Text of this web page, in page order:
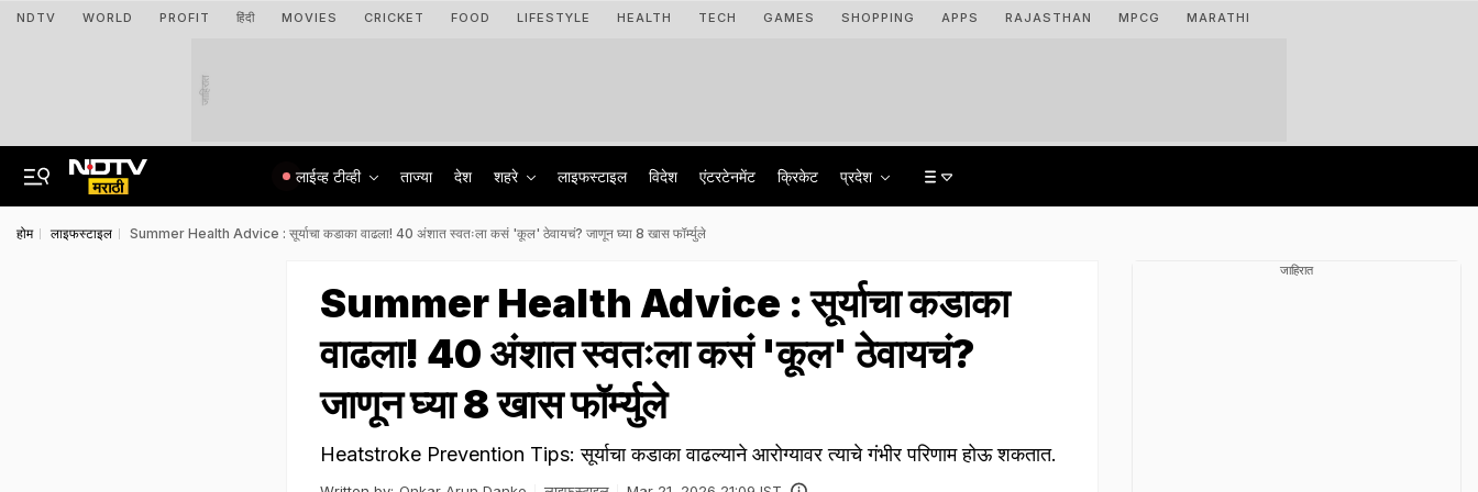
NDTV WORLD PROFIT हिंदी MOVIES CRICKET FOOD LIFESTYLE HEALTH TECH GAMES SHOPPING APPS RAJASTHAN MPCG MARATHI
जाहिरात
लाईव्ह टीव्ही ताज्या देश शहरे लाइफस्टाइल विदेश एंटरटेनमेंट क्रिकेट प्रदेश
होम लाइफस्टाइल Summer Health Advice : सूर्याचा कडाका वाढला! 40 अंशात स्वतःला कसं 'कूल' ठेवायचं? जाणून घ्या 8 खास फॉर्म्युले
Summer Health Advice : सूर्याचा कडाका
वाढला! 40 अंशात स्वतःला कसं 'कूल' ठेवायचं?
जाणून घ्या 8 खास फॉर्म्युले
Heatstroke Prevention Tips: सूर्याचा कडाका वाढल्याने आरोग्यावर त्याचे गंभीर परिणाम होऊ शकतात.
जाहिरात